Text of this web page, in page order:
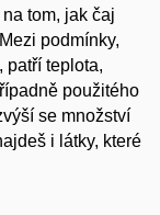
tom, jak čaj
podmínky,
patří teplota,
použitého
se množství
i látky, které